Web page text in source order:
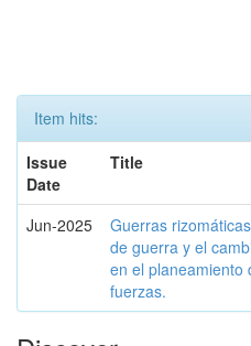
Item hits:
Issue
Date
Title
Jun-2025
Guerras
de guerra y el
en el planeamiento
fuerzas.